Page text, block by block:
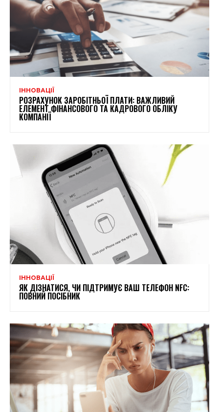
ІННОВАЦІЇ
РОЗРАХУНОК ЗАРОБІТНЬОЇ ПЛАТИ: ВАЖЛИВИЙ
ЕЛЕМЕНТ ФІНАНСОВОГО ТА КАДРОВОГО ОБЛІКУ
КОМПАНІЇ
ІННОВАЦІЇ
ЯК ДІЗНАТИСЯ, ЧИ ПІДТРИМУЄ ВАШ ТЕЛЕФОН NFC:
ПОВНИЙ ПОСІБНИК